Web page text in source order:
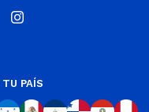

PAÍS